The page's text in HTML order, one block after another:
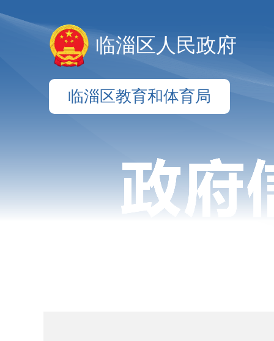
临淄区人民政府
临淄区教育和体育局